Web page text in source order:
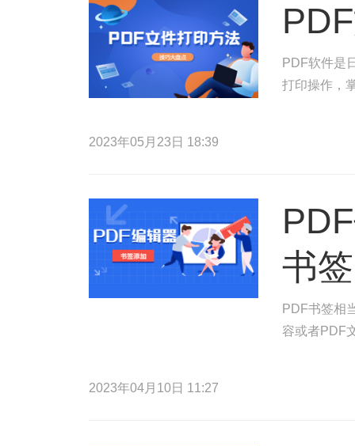
PDF软件是
打印操作，
2023年05月23日 18:39
书
PDF书签相
容或者PDF
2023年04月10日 11:27